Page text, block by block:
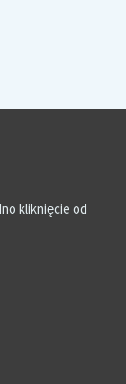
kliknięcie od